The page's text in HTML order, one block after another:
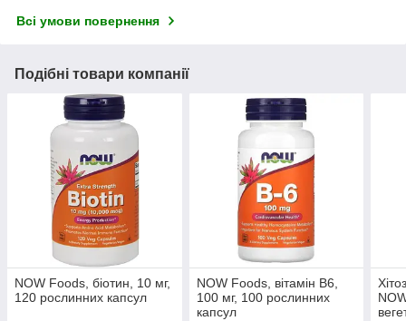
Всі умови повернення
Подібні товари компанії
NOW Foods, біотин, 10 мг,
120 рослинних капсул
NOW Foods, вітамін B6,
100 мг, 100 рослинних
капсул